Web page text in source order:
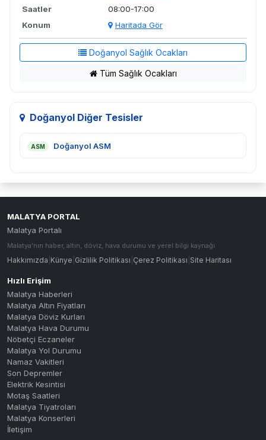
Saatler
08:00-17:00
Konum
Haritada Gör
Doğanyol Sağlık Ocakları
Tüm Sağlık Ocakları
Doğanyol Diğer Tesisler
ASM Doğanyol ASM
MALATYA PORTAL
Malatya Portalı
Malatya'nın haber, altın, döviz, hava durumu ve yerel bilgi kaynağı.
Hakkımızda Künye Gizlilik Politikası Çerez Politikası Site Haritası
Hızlı Erişim
Malatya Haberleri
Malatya Altın Fiyatları
Malatya Döviz Kurları
Malatya Hava Durumu
Nöbetçi Eczaneler
Malatya Yol Durumu
Namaz Vakitleri
Son Depremler
Elektrik Kesintisi
Motaş Saatleri
Malatya Tiyatroları
Malatya Konserleri
İletişim